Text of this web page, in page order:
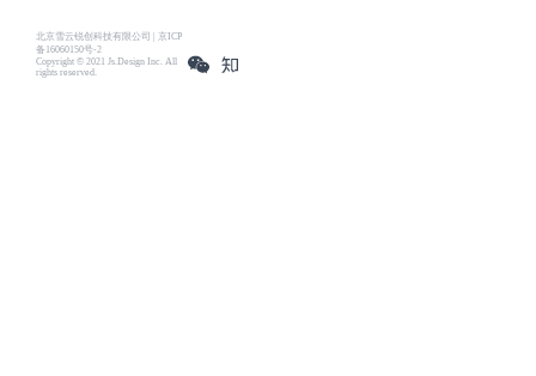
北京雪云锐创科技有限公司 | 京ICP
备16060150号-2
Copyright © 2021 Js.Design Inc. All
rights reserved.